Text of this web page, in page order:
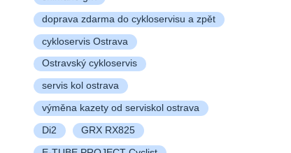
doprava zdarma do cykloservisu a zpět
cykloservis Ostrava
Ostravský cykloservis
servis kol ostrava
výměna kazety od serviskol ostrava
Di2 GRX RX825